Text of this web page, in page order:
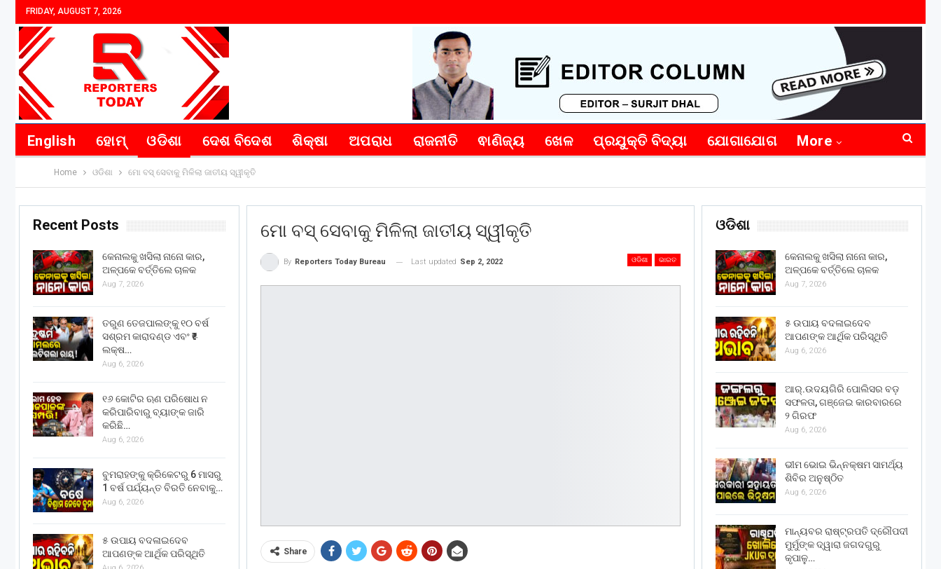
FRIDAY, AUGUST 7, 2026
English ହୋମ୍ ଓଡିଶା ଦେଶ ବିଦେଶ ଶିକ୍ଷା ଅପରାଧ ରାଜନୀତି ଵାଣିଜ୍ୟ ଖେଳ ପ୍ରଯୁକ୍ତି ବିଦ୍ୟା ଯୋଗାଯୋଗ More
Home ଓଡିଶା ମୋ ବସ୍ ସେବାକୁ ମିଳିଲା ଜାତୀୟ ସ୍ୱୀକୃତି
ମୋ ବସ୍ ସେବାକୁ ମିଳିଲା ଜାତୀୟ ସ୍ୱୀକୃତି
ଓଡିଶା ଭାରତ
By Reporters Today Bureau Last updated Sep 2, 2022
Share
ଓଡିଶା
କେନାଲକୁ ଖସିଲା ନାନୋ କାର,
ଅଳ୍ପକେ ବର୍ତ୍ତିଲେ ଚାଳକ
Aug 7, 2026
୫ ଉପାୟ ବଦଳାଇଦେବ
ଆପଣଙ୍କ ଆର୍ଥିକ ପରିସ୍ଥିତି
Aug 6, 2026
ଆର୍.ଉଦୟଗିରି ପୋଲିସର ବଡ଼
ସଫଳତା, ଗଞ୍ଜେଇ କାରବାରରେ
୨ ଗିରଫ
Aug 6, 2026
ଭୀମ ଭୋଇ ଭିନ୍ନକ୍ଷମ ସାମର୍ଥ୍ୟ
ଶିବିର ଅନୁଷ୍ଠିତ
Aug 6, 2026
ମାନ୍ୟବର ରାଷ୍ଟ୍ରପତି ଦ୍ରୌପଦୀ
ମୁର୍ମୁଙ୍କ ଦ୍ୱାରା ଜଗଦଗୁରୁ
କୃପାଳୁ…
Recent Posts
କେନାଲକୁ ଖସିଲା ନାନୋ କାର,
ଅଳ୍ପକେ ବର୍ତ୍ତିଲେ ଚାଳକ
Aug 7, 2026
ତରୁଣ ତେଜପାଲଙ୍କୁ ୧୦ ବର୍ଷ
ସଶ୍ରମ କାରାଦଣ୍ଡ ଏବଂ ₹୫
ଲକ୍ଷ…
Aug 6, 2026
୧୬ କୋଟିର ଋଣ ପରିଷୋଧ ନ
କରିପାରିବାରୁ ବ୍ୟାଙ୍କ ଜାରି
କରିଛି…
Aug 6, 2026
ବୁମରାହଙ୍କୁ କ୍ରିକେଟରୁ 6 ମାସରୁ
1 ବର୍ଷ ପର୍ଯ୍ୟନ୍ତ ବିରତି ନେବାକୁ…
Aug 6, 2026
୫ ଉପାୟ ବଦଳାଇଦେବ
ଆପଣଙ୍କ ଆର୍ଥିକ ପରିସ୍ଥିତି